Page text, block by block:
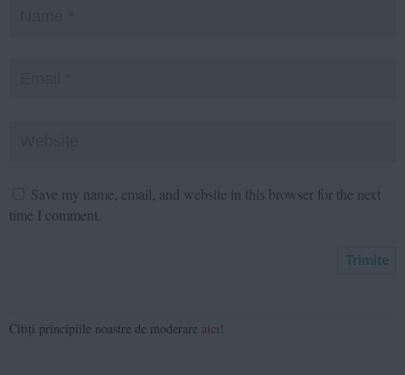
Save my name, email, and website in this browser for the next
time I comment.
Citiți principiile noastre de moderare aici!